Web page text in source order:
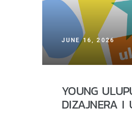
JUNE 16, 2026
YOUNG
DIZAJNERA I